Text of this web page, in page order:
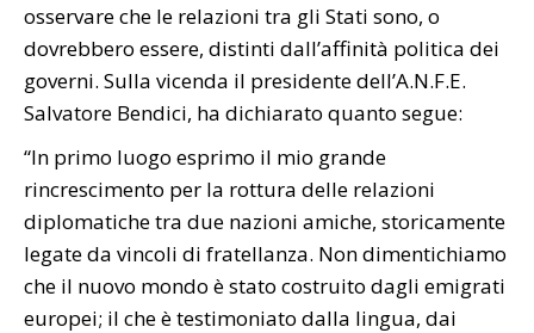
osservare che le relazioni tra gli Stati sono, o
dovrebbero essere, distinti dall’affinità politica dei
governi. Sulla vicenda il presidente dell’A.N.F.E.
Salvatore Bendici, ha dichiarato quanto segue:
“In primo luogo esprimo il mio grande
rincrescimento per la rottura delle relazioni
diplomatiche tra due nazioni amiche, storicamente
legate da vincoli di fratellanza. Non dimentichiamo
che il nuovo mondo è stato costruito dagli emigrati
europei; il che è testimoniato dalla lingua, dai